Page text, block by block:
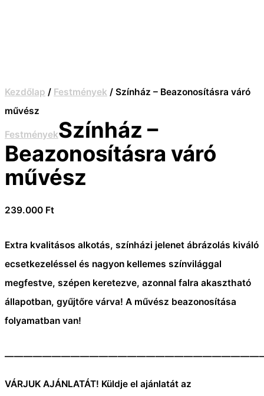
Kezdőlap / Festmények / Színház – Beazonosításra váró
művész
FestményekSzínház –
Beazonosításra váró
művész
239.000 Ft
Extra kvalitásos alkotás, színházi jelenet ábrázolás kiváló
ecsetkezeléssel és nagyon kellemes színvilággal
megfestve, szépen keretezve, azonnal falra akasztható
állapotban, gyűjtőre várva! A művész beazonosítása
folyamatban van!
VÁRJUK AJÁNLATÁT! Küldje el ajánlatát az